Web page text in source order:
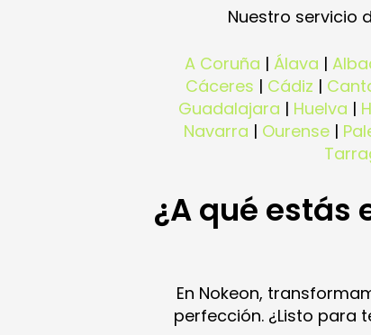
Nuestro servicio
A Coruña | Álava |
Cáceres | Cádiz |
Guadalajara | Huelva |
Navarra | Ourense|
¿A qué estás
En Nokeon,
perfección. ¿Listo para